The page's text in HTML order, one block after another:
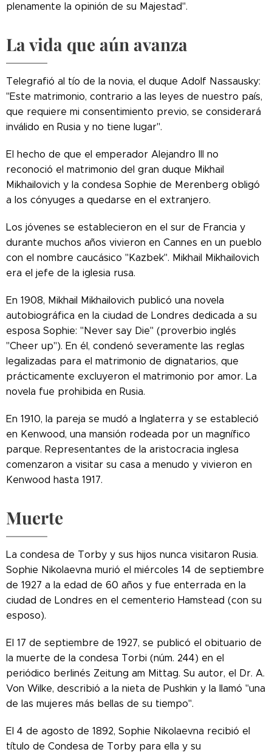
plenamente la opinión de su Majestad".
La vida que aún avanza
Telegrafió al tío de la novia, el duque Adolf Nassausky:
"Este matrimonio, contrario a las leyes de nuestro país,
que requiere mi consentimiento previo, se considerará
inválido en Rusia y no tiene lugar".
El hecho de que el emperador Alejandro III no
reconoció el matrimonio del gran duque Mikhail
Mikhailovich y la condesa Sophie de Merenberg obligó
a los cónyuges a quedarse en el extranjero.
Los jóvenes se establecieron en el sur de Francia y
durante muchos años vivieron en Cannes en un pueblo
con el nombre caucásico "Kazbek". Mikhail Mikhailovich
era el jefe de la iglesia rusa.
En 1908, Mikhail Mikhailovich publicó una novela
autobiográfica en la ciudad de Londres dedicada a su
esposa Sophie: "Never say Die" (proverbio inglés
"Cheer up"). En él, condenó severamente las reglas
legalizadas para el matrimonio de dignatarios, que
prácticamente excluyeron el matrimonio por amor. La
novela fue prohibida en Rusia.
En 1910, la pareja se mudó a Inglaterra y se estableció
en Kenwood, una mansión rodeada por un magnífico
parque. Representantes de la aristocracia inglesa
comenzaron a visitar su casa a menudo y vivieron en
Kenwood hasta 1917.
Muerte
La condesa de Torby y sus hijos nunca visitaron Rusia.
Sophie Nikolaevna murió el miércoles 14 de septiembre
de 1927 a la edad de 60 años y fue enterrada en la
ciudad de Londres en el cementerio Hamstead (con su
esposo).
El 17 de septiembre de 1927, se publicó el obituario de
la muerte de la condesa Torbi (núm. 244) en el
periódico berlinés Zeitung am Mittag. Su autor, el Dr. A.
Von Wilke, describió a la nieta de Pushkin y la llamó "una
de las mujeres más bellas de su tiempo".
El 4 de agosto de 1892, Sophie Nikolaevna recibió el
título de Condesa de Torby para ella y su